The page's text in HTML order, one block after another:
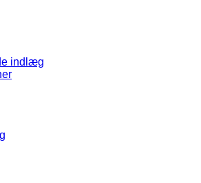
indlæg